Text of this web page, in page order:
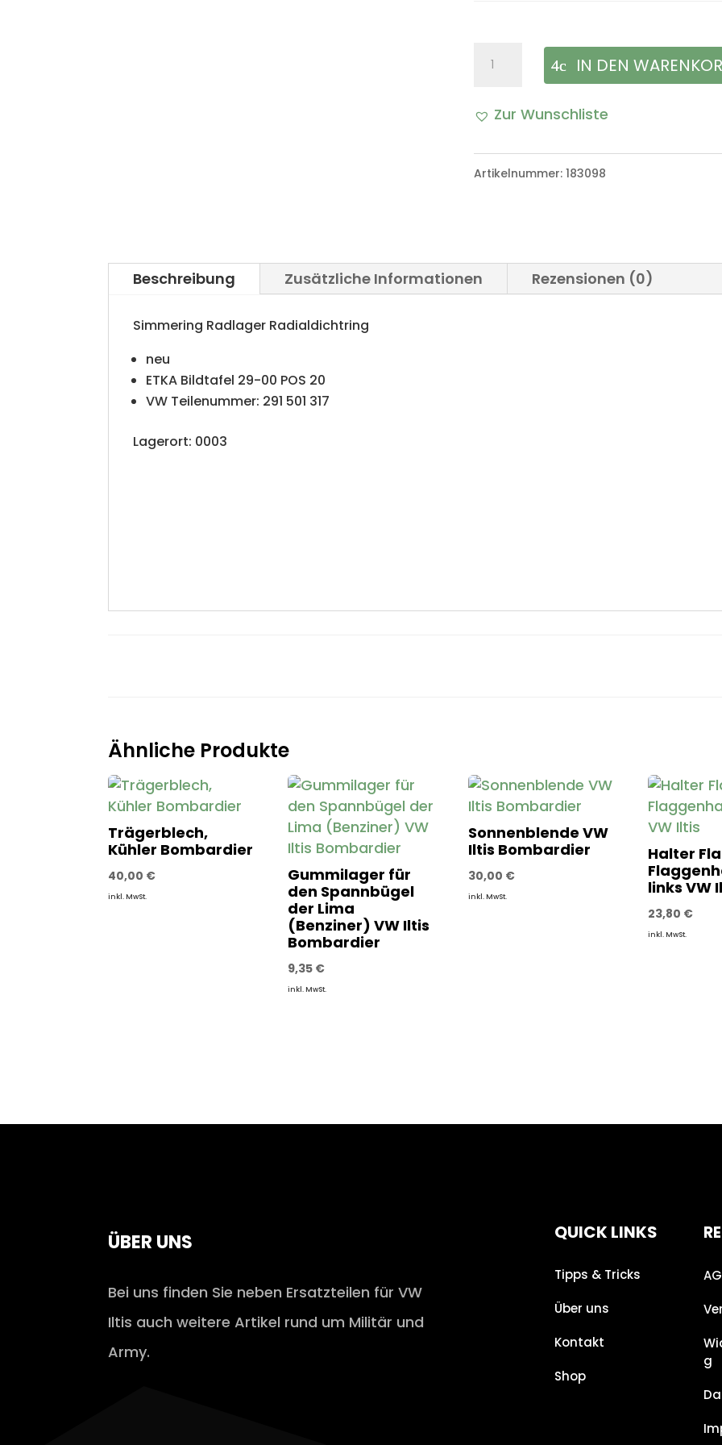
Simmering
Radialdichtring
Iltis
IN DEN
Zur Wunschliste
Artikelnummer:183098
Beschreibung Zusätzliche Informationen Rezensionen (0)
Simmering Radlager Radialdichtring
neu
ETKA Bildtafel 29-00 POS 20
VW Teilenummer: 291 501 317
Lagerort: 0003
Ähnliche Produkte
Trägerblech,
Kühler Bombardier
40,00 €
inkl. MwSt.
Gummilager für
den Spannbügel
der Lima
(Benziner) VW Iltis
Bombardier
9,35 €
inkl. MwSt.
Sonnenblende VW
Iltis Bombardier
30,00 €
inkl. MwSt.
Halter
links VW
23,80 €
inkl. MwSt.
ÜBER UNS
Bei uns finden Sie neben Ersatzteilen für VW
Iltis auch weitere Artikel rund um Militär und
Army.
QUICK LINKS
Tipps & Tricks
Über uns
Kontakt
Shop
g